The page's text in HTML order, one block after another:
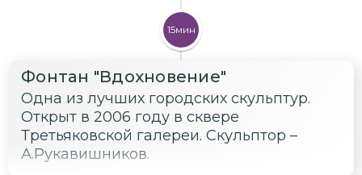
15мин
Фонтан "Вдохновение"
Одна из лучших городских скульптур.
Открыт в 2006 году в сквере
Третьяковской галереи. Скульптор –
А.Рукавишников.